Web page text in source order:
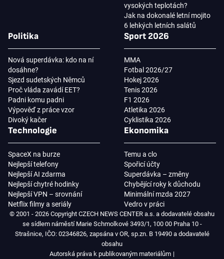
vysokých teplotách?
Jak na dokonalé letní mojito
6 lehkých letních salátů
Politika
Nová superdávka: kdo na ní
dosáhne?
Sjezd sudetských Němců
Proč vláda zavádí EET?
Padni komu padni
Výpověď z práce vzor
Divoký kačer
Sport 2026
MMA
Fotbal 2026/27
Hokej 2026
Tenis 2026
F1 2026
Atletika 2026
Cyklistika 2026
Technologie
SpaceX na burze
Nejlepší telefony
Nejlepší AI zdarma
Nejlepší chytré hodinky
Nejlepší VPN – srovnání
Netflix filmy a seriály
Ekonomika
Temu a clo
Spořicí účty
Superdávka – změny
Chybějící roky k důchodu
Minimální mzda 2027
Vedro v práci
© 2001 - 2026 Copyright CZECH NEWS CENTER a.s. a dodavatelé obsahu
se sídlem náměstí Marie Schmolkové 3493/1, 100 00 Praha 10 -
Strašnice, IČO: 02346826, zapsána v OR, sp.zn. B 19490 a dodavatelé
obsahu
Autorská práva k publikovaným materiálům